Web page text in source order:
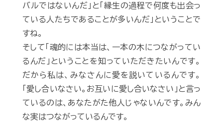
バルではないんだ」と「縁生の過程で何度も出会っ
ている人たちであることが多いんだ」ということで
すね。
そして「魂的には本当は、一本の木につながってい
るんだ」ということを知っていただきたいんです。
だから私は、みなさんに愛を説いているんです。
「愛し合いなさい。お互いに愛し合いなさい」と言っ
ているのは、あなたがた他人じゃないんです。みん
な実はつながっているんです。